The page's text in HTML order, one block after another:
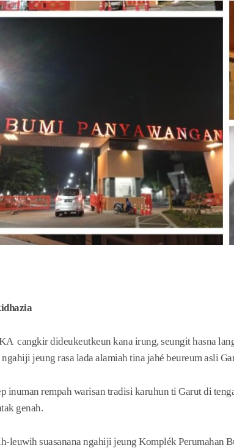
cangkir dideukeutkeun kana irung, seungit hasna
jeung rasa lada alamiah tina jahé beureum asli
inuman rempah warisan tradisi karuhun ti Garut di
genah.
leuwih suasanana ngahiji jeung Komplék Perumahan